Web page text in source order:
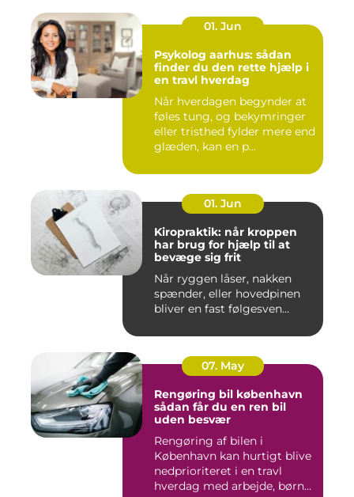
01. Jun
Psykolog aarhus: sådan
finder du den rette hjælp i
en travl hverdag
Når hverdagen begynder at
føles tung, og bekymringer
eller tristhed fylder mere end
glæden, kan en p...
01. Jun
Kiropraktik: når kroppen
har brug for hjælp til at
bevæge sig frit
Når ryggen låser, nakken
spænder, eller hovedpinen
bliver en fast følgesven...
07. May
Rengøring bil københavn
sådan får du en ren bil
uden besvær
Rengøring af bilen i
København kan hurtigt blive
nedprioriteret i en travl
hverdag med arbejde, børn...